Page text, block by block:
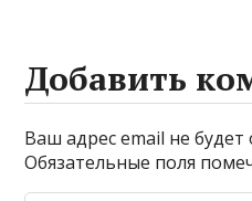
Добавить
Ваш адрес email не будет
Обязательные поля